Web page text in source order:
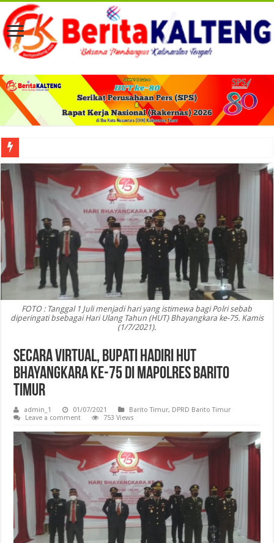
Viral! Selama Dua Bulan Lebih Siltap Serta Tunjangan Pemdes dan BPD di
FOTO : Tanggal 1 Juli menjadi hari yang istimewa bagi Polri sebab
diperingati bsebagai Hari Ulang Tahun (HUT) Bhayangkara ke-75. Kamis
(1/7/2021).
Secara Virtual, Bupati Hadiri HUT
Bhayangkara ke-75 di Mapolres Barito
Timur
admin_1 01/07/2021 Barito Timur, DPRD Barito Timur
Leave a comment
753 Views